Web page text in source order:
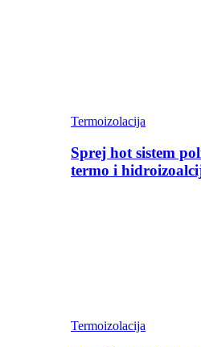
Termoizolacija
Sprej hot sistem
termo i
Termoizolacija